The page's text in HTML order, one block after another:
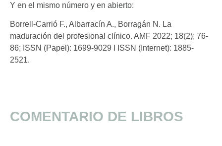
Y en el mismo número y en abierto:
Borrell-Carrió F., Albarracín A., Borragán N. La
maduración del profesional clínico. AMF 2022; 18(2); 76-
86; ISSN (Papel): 1699-9029 I ISSN (Internet): 1885-
2521.
COMENTARIO DE LIBROS